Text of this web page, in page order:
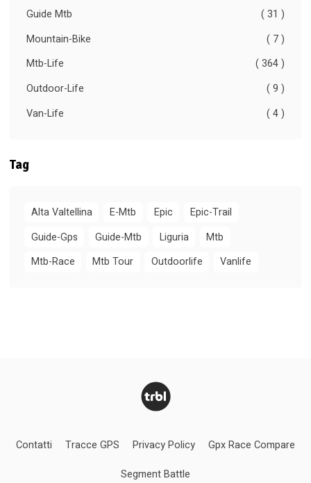
Guide Mtb
( 31 )
Mountain-Bike
( 7 )
Mtb-Life
( 364 )
Outdoor-Life
( 9 )
Van-Life
( 4 )
Tag
Alta Valtellina E-Mtb Epic
Epic-Trail
Guide-Gps
Guide-Mtb Liguria
Mtb
Mtb-Race
Mtb Tour Outdoorlife Vanlife
Contatti Tracce GPS Privacy Policy Gpx Race Compare
Segment Battle